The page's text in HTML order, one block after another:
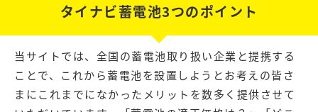
タイナビ蓄電池3つのポイント
当サイトでは、全国の蓄電池取り扱い企業と提携する
ことで、これから蓄電池を設置しようとお考えの皆さ
まにこれまでになかったメリットを数多く提供させて